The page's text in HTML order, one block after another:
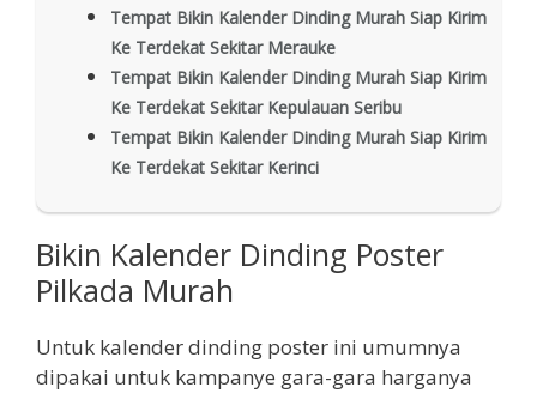
Tempat Bikin Kalender Dinding Murah Siap Kirim
Ke Terdekat Sekitar Merauke
Tempat Bikin Kalender Dinding Murah Siap Kirim
Ke Terdekat Sekitar Kepulauan Seribu
Tempat Bikin Kalender Dinding Murah Siap Kirim
Ke Terdekat Sekitar Kerinci
Bikin Kalender Dinding Poster
Pilkada Murah
Untuk kalender dinding poster ini umumnya
dipakai untuk kampanye gara-gara harganya